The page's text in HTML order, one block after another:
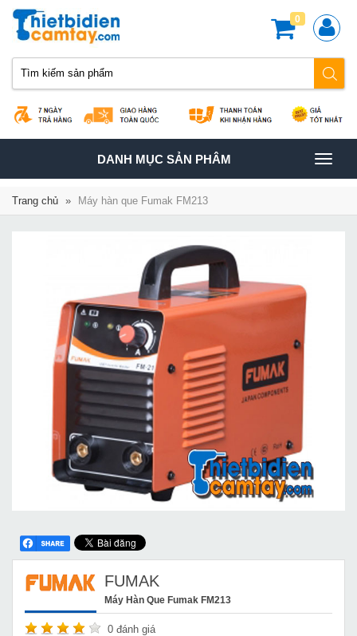
0
TOGGLE
NAVIGATION
DANH MỤC SẢN PHÂM
Trang chủ » Máy hàn que Fumak FM213
FUMAK
Máy Hàn Que Fumak FM213
0 đánh giá